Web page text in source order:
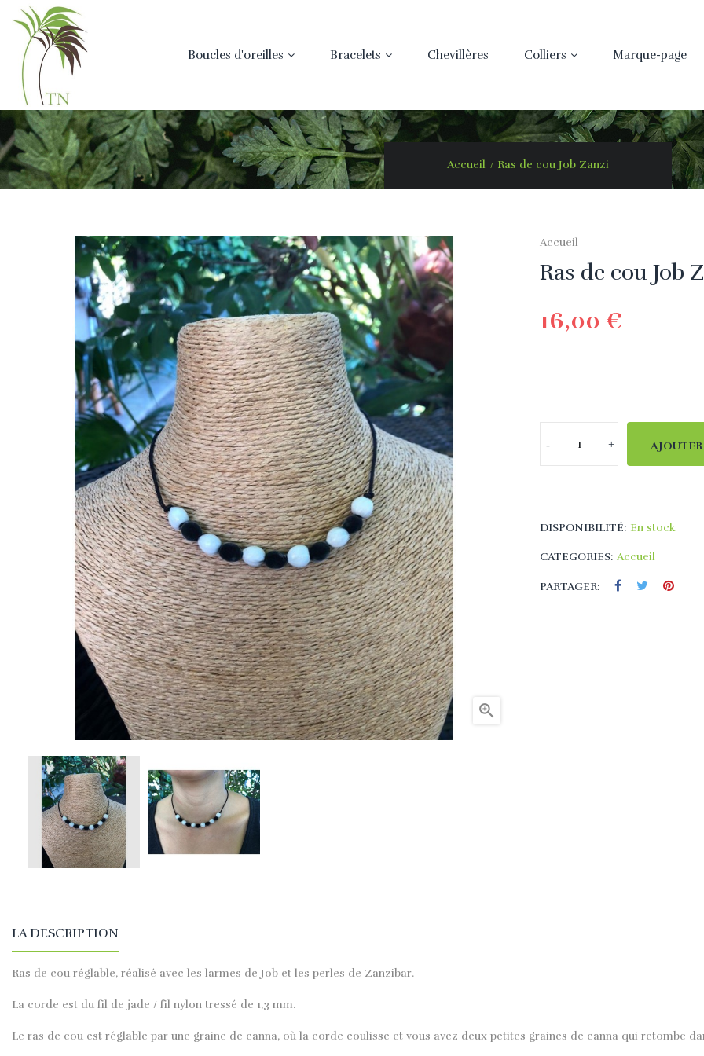
Boucles d'oreilles Bracelets Chevillères Colliers Marque-page
Accueil Ras de cou Job Zanzi

Accueil
Ras de cou Job
16,00 €
DISPONIBILITÉ: En stock
CATEGORIES: Accueil
PARTAGER:
LA DESCRIPTION
Ras de cou réglable, réalisé avec les larmes de Job et les perles de Zanzibar.
La corde est du fil de jade / fil nylon tressé de 1,3 mm.
Le ras de cou est réglable par une graine de canna, où la corde coulisse et vous avez deux petites graines de canna qui retombe